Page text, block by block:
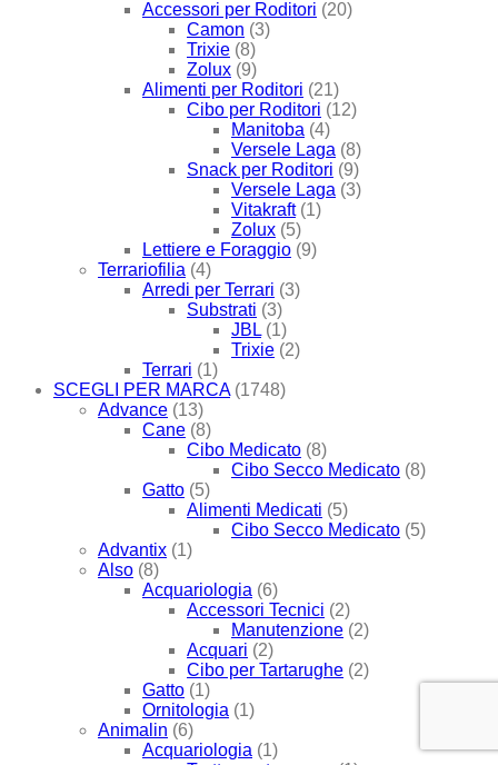
Accessori per Roditori (20)
Camon (3)
Trixie (8)
Zolux (9)
Alimenti per Roditori (21)
Cibo per Roditori (12)
Manitoba (4)
Versele Laga (8)
Snack per Roditori (9)
Versele Laga (3)
Vitakraft (1)
Zolux (5)
Lettiere e Foraggio (9)
Terrariofilia (4)
Arredi per Terrari (3)
Substrati (3)
JBL (1)
Trixie (2)
Terrari (1)
SCEGLI PER MARCA (1748)
Advance (13)
Cane (8)
Cibo Medicato (8)
Cibo Secco Medicato (8)
Gatto (5)
Alimenti Medicati (5)
Cibo Secco Medicato (5)
Advantix (1)
Also (8)
Acquariologia (6)
Accessori Tecnici (2)
Manutenzione (2)
Acquari (2)
Cibo per Tartarughe (2)
Gatto (1)
Ornitologia (1)
Animalin (6)
Acquariologia (1)